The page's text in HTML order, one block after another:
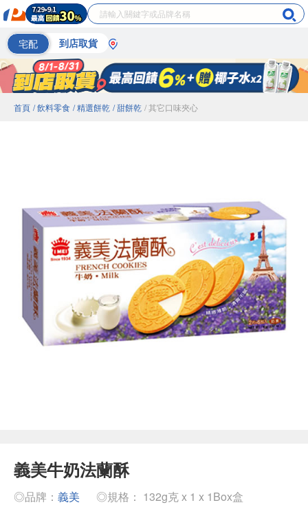
宅配 到店取貨
首頁 / 飲料零食 / 精選餅乾 / 甜餅乾 / 其它口味夾心
義美牛奶法蘭酥
◎品牌： 義美 ◎規格： 132g克 x 1 x 1Box盒